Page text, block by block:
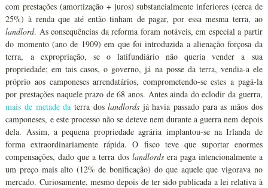
com prestações (amortização + juros) substancialmente inferiores (cerca de
25%) à renda que até então tinham de pagar, por essa mesma terra, ao
landlord. As consequências da reforma foram notáveis, em especial a partir
do momento (ano de 1909) em que foi introduzida a alienação forçosa da
terra, a expropriação, se o latifundiário não queria vender a sua
propriedade; em tais casos, o governo, já na posse da terra, vendia-a ele
próprio aos camponeses arrendatários, comprometendo-se estes a pagá-la
por prestações naquele prazo de 68 anos. Antes ainda do eclodir da guerra,
mais de metade da terra doslandlords já havia passado para as mãos dos
camponeses, e este processo não se deteve nem durante a guerra nem depois
dela. Assim, a pequena propriedade agrária implantou-se na Irlanda de
forma extraordinariamente rápida. O fisco teve que suportar enormes
compensações, dado que a terra dos landlordsera paga intencionalmente a
um preço mais alto (12% de bonificação) do que aquele que vigorava no
mercado. Curiosamente, mesmo depois de ter sido publicada a lei relativa à